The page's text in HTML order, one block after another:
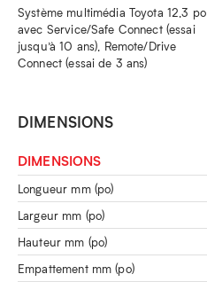
Système multimédia Toyota 12,3 po
avec Service/Safe Connect (essai
jusqu’à 10 ans), Remote/Drive
Connect (essai de 3 ans)
DIMENSIONS
DIMENSIONS
Longueur mm (po)
Largeur mm (po)
Hauteur mm (po)
Empattement mm (po)